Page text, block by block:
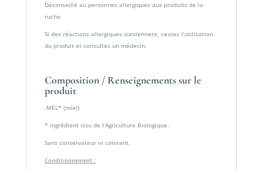
Déconseillé au personnes allergiques aux produits de la
ruche.
Si des réactions allergiques surviennent, cessez l’utilisation
du produit et consultez un médecin.
Composition / Renseignements sur le
produit
-MEL* (miel)
* ingrédient issu de l’Agriculture Biologique.
Sans conservateur ni colorant.
Conditionnement :